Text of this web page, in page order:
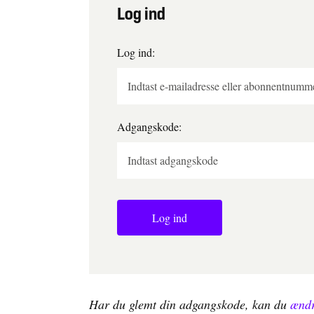
Log ind
Log ind:
Adgangskode:
Log ind
Har du glemt din adgangskode, kan du